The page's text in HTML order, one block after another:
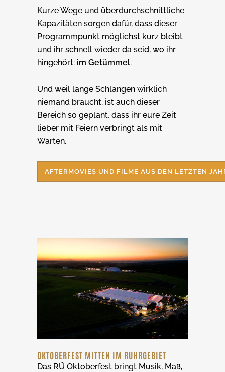
Kurze Wege und überdurchschnittliche
Kapazitäten sorgen dafür, dass dieser
Programmpunkt möglichst kurz bleibt
und ihr schnell wieder da seid, wo ihr
hingehört: im Getümmel.
Und weil lange Schlangen wirklich
niemand braucht, ist auch dieser
Bereich so geplant, dass ihr eure Zeit
lieber mit Feiern verbringt als mit
Warten.
AFTERMOVIES UND FILME AUS DEN LETZTEN
OKTOBERFEST MITTEN IM RUHRGEBIET
Das RÜ Oktoberfest bringt Musik, Maß,